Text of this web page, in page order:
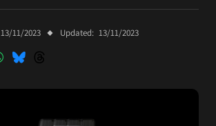
13/11/2023 Updated: 13/11/2023